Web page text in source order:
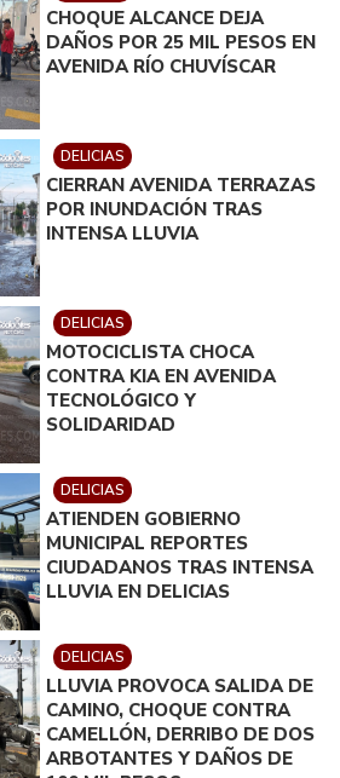
CHOQUE ALCANCE DEJA
DAÑOS POR 25 MIL PESOS EN
AVENIDA RÍO CHUVÍSCAR
DELICIAS
CIERRAN AVENIDA TERRAZAS
POR INUNDACIÓN TRAS
INTENSA LLUVIA
DELICIAS
MOTOCICLISTA CHOCA
CONTRA KIA EN AVENIDA
TECNOLÓGICO Y
SOLIDARIDAD
DELICIAS
ATIENDEN GOBIERNO
MUNICIPAL REPORTES
CIUDADANOS TRAS INTENSA
LLUVIA EN DELICIAS
DELICIAS
LLUVIA PROVOCA SALIDA DE
CAMINO, CHOQUE CONTRA
CAMELLÓN, DERRIBO DE DOS
ARBOTANTES Y DAÑOS DE